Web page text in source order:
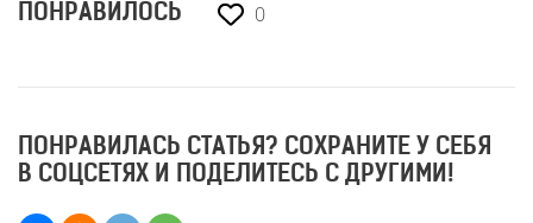
ПОНРАВИЛОСЬ 0
ПОНРАВИЛАСЬ СТАТЬЯ? СОХРАНИТЕ У СЕБЯ
В СОЦСЕТЯХ И ПОДЕЛИТЕСЬ С ДРУГИМИ!